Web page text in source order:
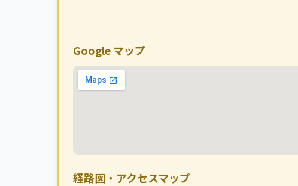
Google マップ
経路図・アクセスマップ